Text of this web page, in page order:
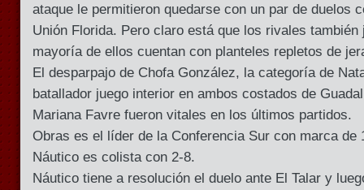
ataque le permitieron quedarse con un par de duelos
Unión Florida. Pero claro está que los rivales también
mayoría de ellos cuentan con planteles repletos de
El desparpajo de Chofa González, la categoría de
batallador juego interior en ambos costados de
Mariana Favre fueron vitales en los últimos partidos.
Obras es el líder de la Conferencia Sur con marca de
Náutico es colista con 2-8.
Náutico tiene a resolución el duelo ante El Talar y